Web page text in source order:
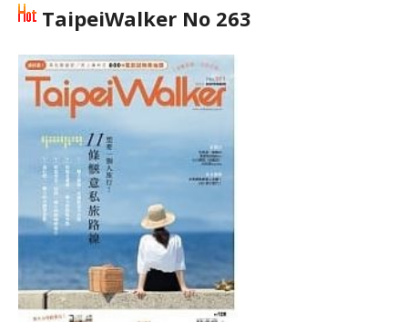
TaipeiWalker No 263